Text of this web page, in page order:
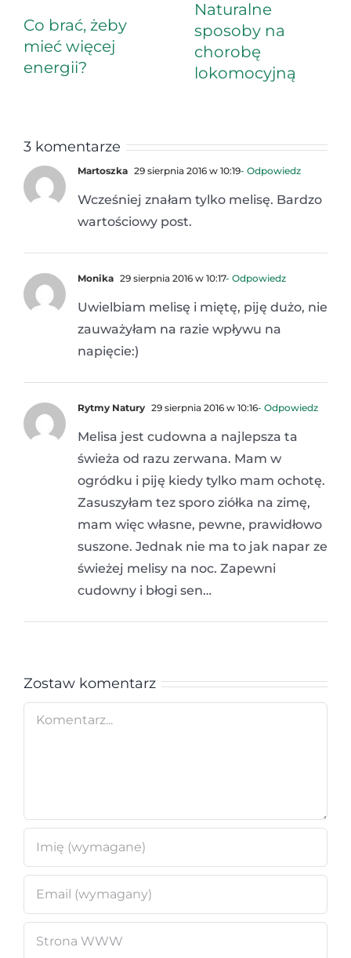
Co brać, żeby
mieć więcej
energii?
Naturalne
sposoby na
chorobę
lokomocyjną
3 komentarze
Martoszka 29 sierpnia 2016 w 10:19- Odpowiedz
Wcześniej znałam tylko melisę. Bardzo
wartościowy post.
Monika 29 sierpnia 2016 w 10:17- Odpowiedz
Uwielbiam melisę i miętę, piję dużo, nie
zauważyłam na razie wpływu na
napięcie:)
Rytmy Natury 29 sierpnia 2016 w 10:16- Odpowiedz
Melisa jest cudowna a najlepsza ta
świeża od razu zerwana. Mam w
ogródku i piję kiedy tylko mam ochotę.
Zasuszyłam tez sporo ziółka na zimę,
mam więc własne, pewne, prawidłowo
suszone. Jednak nie ma to jak napar ze
świeżej melisy na noc. Zapewni
cudowny i błogi sen…
Zostaw komentarz